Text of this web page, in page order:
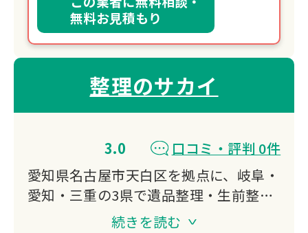
無料お見積もり
整理のサカイ
3.0
口コミ・評判 0件
愛知県名古屋市天白区を拠点に、岐阜・
愛知・三重の3県で遺品整理・生前整
理・特殊清掃に対応する「整理のサカ
続きを読む